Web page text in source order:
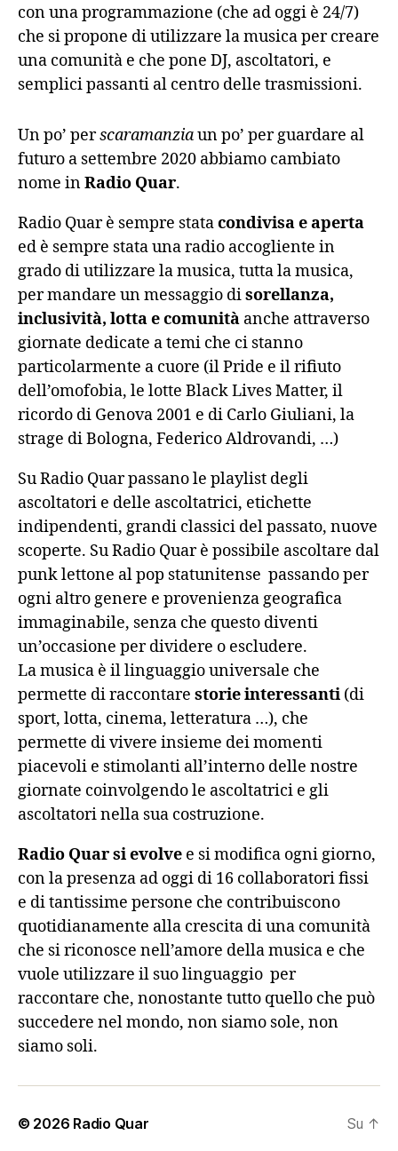
con una programmazione (che ad oggi è 24/7)
che si propone di utilizzare la musica per creare
una comunità e che pone DJ, ascoltatori, e
semplici passanti al centro delle trasmissioni.
Un po’ perscaramanziaun po’ per guardare al
futuro a settembre 2020 abbiamo cambiato
nome inRadio Quar.
Radio Quar è sempre statacondivisa e aperta
ed è sempre stata una radio accogliente in
grado di utilizzare la musica, tutta la musica,
per mandare un messaggio disorellanza,
inclusività, lotta e comunità anche attraverso
giornate dedicate a temi che ci stanno
particolarmente a cuore (il Pride e il rifiuto
dell’omofobia, le lotte Black Lives Matter, il
ricordo di Genova 2001 e di Carlo Giuliani, la
strage di Bologna, Federico Aldrovandi, …)
Su Radio Quar passano le playlist degli
ascoltatori e delle ascoltatrici, etichette
indipendenti, grandi classici del passato, nuove
scoperte. Su Radio Quar è possibile ascoltare dal
punk lettone al pop statunitense passando per
ogni altro genere e provenienza geografica
immaginabile, senza che questo diventi
un’occasione per dividere o escludere.
La musica è il linguaggio universale che
permette di raccontare storie interessanti (di
sport, lotta, cinema, letteratura …), che
permette di vivere insieme dei momenti
piacevoli e stimolanti all’interno delle nostre
giornate coinvolgendo le ascoltatrici e gli
ascoltatori nella sua costruzione.
Radio Quar si evolve e si modifica ogni giorno,
con la presenza ad oggi di 16 collaboratori fissi
e di tantissime persone che contribuiscono
quotidianamente alla crescita di una comunità
che si riconosce nell’amore della musica e che
vuole utilizzare il suo linguaggio per
raccontare che, nonostante tutto quello che può
succedere nel mondo, non siamo sole, non
siamo soli.
© 2026 Radio Quar Su ↑